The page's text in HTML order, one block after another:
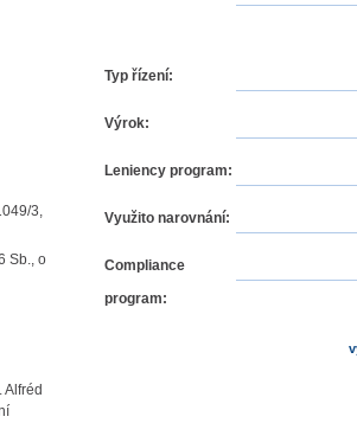
3,
Sb., o
Typ řízení:
Výrok:
Leniency program:
Využito narovnání:
Compliance
program: